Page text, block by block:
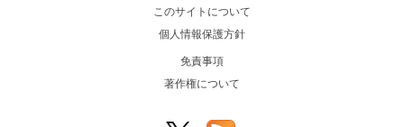
このサイトについて
個人情報保護方針
免責事項
著作権について